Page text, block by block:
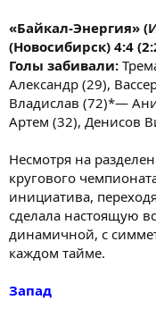
«Байкал-Энергия»
(Новосибирск) 4:4
Голы забивали:
Александр (29),
Владислав (72)*—
Артем (32), Денисов
Несмотря на
кругового
инициатива,
сделала настоящую
динамичной, с
каждом тайме.
Запад